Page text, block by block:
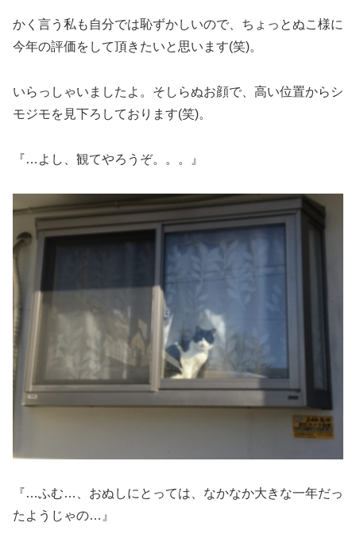
かく言う私も自分では恥ずかしいので、ちょっとぬこ様に
今年の評価をして頂きたいと思います(笑)。
いらっしゃいましたよ。そしらぬお顔で、高い位置からシ
モジモを見下ろしております(笑)。
『…よし、観てやろうぞ。。。』
『…ふむ…、おぬしにとっては、なかなか大きな一年だっ
たようじゃの…』